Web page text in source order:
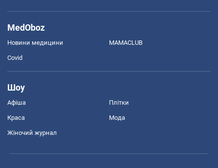
MedOboz
Новини медицини MAMACLUB
Covid
Шоу
Афіша Плітки
Краса Мода
Жіночий журнал